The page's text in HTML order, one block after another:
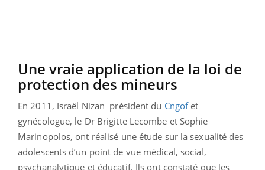
Une vraie application de la loi de
protection des mineurs
En 2011, Israël Nizan président du Cngofet
gynécologue, le Dr Brigitte Lecombe et Sophie
Marinopolos, ont réalisé une étude sur la sexualité des
adolescents d’un point de vue médical, social,
psychanalytique et éducatif. Ils ont constaté que les